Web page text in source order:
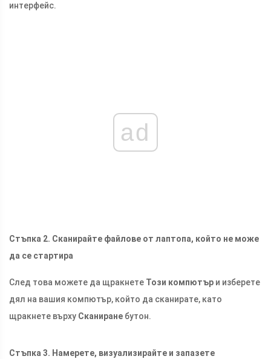
интерфейс.
ad
Стъпка 2. Сканирайте файлове от лаптопа, който не може
да се стартира
След това можете да щракнете Този компютър и изберете
дял на вашия компютър, който да сканирате, като
щракнете върху Сканиране бутон.
Стъпка 3. Намерете, визуализирайте и запазете